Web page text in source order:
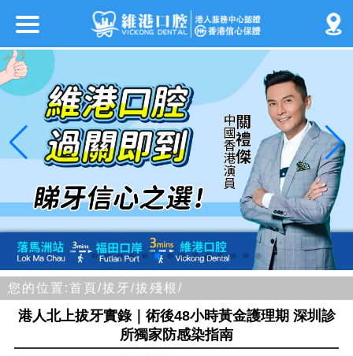
您的位置:首頁/拔牙/拔殘根/
港人北上拔牙實錄｜術後48小時黃金護理期 深圳診
所獨家防感染指南